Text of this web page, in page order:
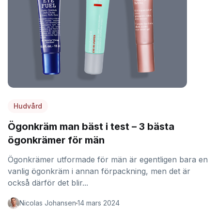
Hudvård
Ögonkräm man bäst i test – 3 bästa
ögonkrämer för män
Ögonkrämer utformade för män är egentligen bara en
vanlig ögonkräm i annan förpackning, men det är
också därför det blir...
Nicolas Johansen 14 mars 2024